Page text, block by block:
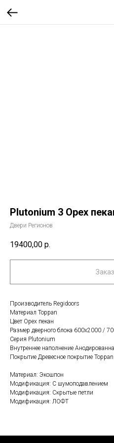
Plutonium 3 Орех
Двери Регионов
19400,00 р.
Производитель Regidoors
Материал Toppan
Цвет Орех пекан
Размер дверного блока 600x2000 /
Серия Plutonium
Внутреннее наполнение
Покрытие Древесное покрытие
Материал: Экошпон
Модификация: С шумоподавлением
Модификация: Скрытые петли
Модификация: ЛОФТ